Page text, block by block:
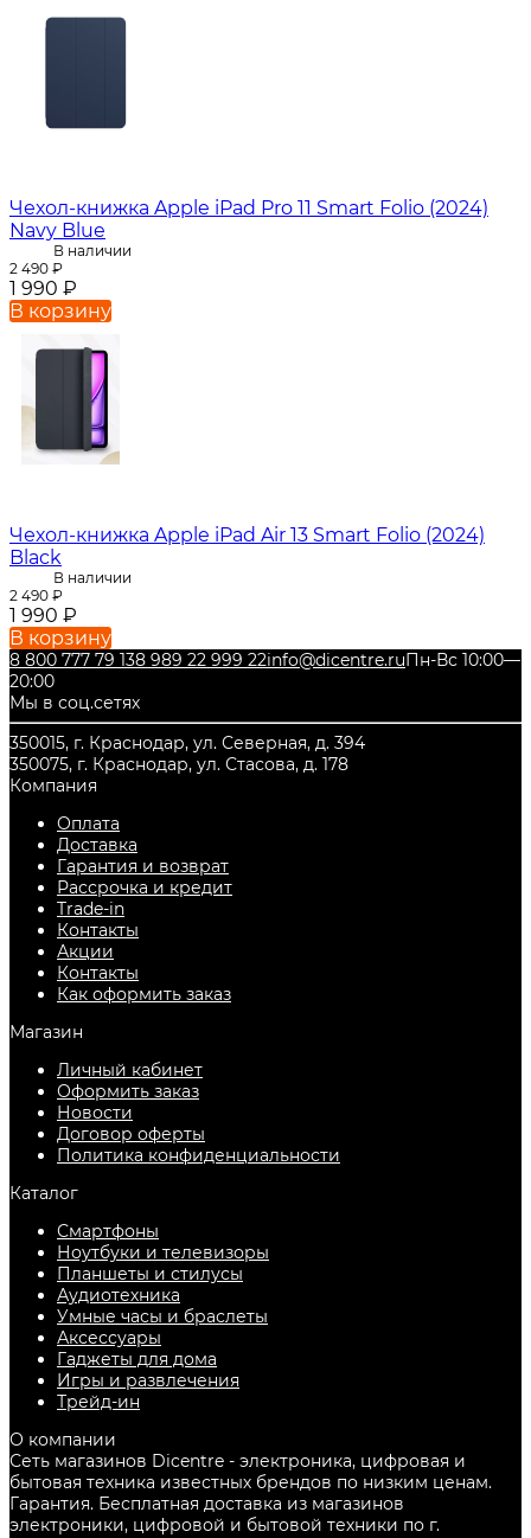
Чехол-книжка Apple iPad Pro 11 Smart Folio (2024)
Navy Blue
В наличии
2 490 ₽
1 990 ₽
В корзину
Чехол-книжка Apple iPad Air 13 Smart Folio (2024)
Black
В наличии
2 490 ₽
1 990 ₽
В корзину
8 800 777 79 138 989 22 999 22info@dicentre.ruПн-Вс 10:00—
20:00
Мы в соц.сетях
350015, г. Краснодар, ул. Северная, д. 394
350075, г. Краснодар, ул. Стасова, д. 178
Компания
Оплата
Доставка
Гарантия и возврат
Рассрочка и кредит
Trade-in
Контакты
Акции
Контакты
Как оформить заказ
Магазин
Личный кабинет
Оформить заказ
Новости
Договор оферты
Политика конфиденциальности
Каталог
Смартфоны
Ноутбуки и телевизоры
Планшеты и стилусы
Аудиотехника
Умные часы и браслеты
Аксессуары
Гаджеты для дома
Игры и развлечения
Трейд-ин
О компании
Сеть магазинов Dicentre - электроника, цифровая и
бытовая техника известных брендов по низким ценам.
Гарантия. Бесплатная доставка из магазинов
электроники, цифровой и бытовой техники по г.